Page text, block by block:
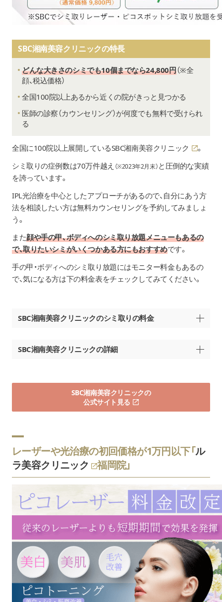
SBC湘南美容クリニックの特長
どんな大きさのシミでも10個までなら24,800円（※全
顔、税込価格）
全国100院以上あるから近くの院がきっと見つかる
医師の診察（カウンセリング）が何度でも無料で受けられ
る
全国に100院以上展開しているSBC湘南美容クリニック
。
シミ取りの症例数は70万件越え （※2023年2月末）と圧倒的な実績
を誇っています。
IPL光治療を中心としたアプローチがあるので、自分にあう方
法を相談したい方は無料カウンセリングを予約してみましょ
う。
また顔や手の甲、ボディへのシミ取り放題メニューもあるの
で、取りたいシミがいくつかある方にもおすすめです。
手の甲・ボディへのシミ取り放題にはモニター料金もあるの
で、気になる方は下の料金表をチェックしてみてください。
SBC湘南美容クリニックのシミ取りの料金
※個数の上限なし
手の甲
肘上、肘下（手の甲含む）、
背中上部、背中下部いずれか
198,000円
モニター価格：168,000円
※30分以内で施術できる範囲
シミ取りレーザー3
（シミ取り3個）
顔 1回
初回価格：7,800円
通常価格：9,800円
※初回価格はSBCで
シミ取りレーザー、
ピコスポットシミ取り放題を
受けたことが無い方が対象。
SBC湘南美容クリニックの詳細
福岡のクリニック
福岡県福岡市中央区渡辺通
4-9-25 Luz福岡天神7階
天神南駅より徒歩3分
東2丁目5番33号
テンザホテル4F
（ゲートスクエア駅前）
博多駅筑紫口から徒歩3分
【小倉院】
福岡県北九州市小倉北区
小倉駅から徒歩1分
【久留米院】
福岡県久留米市天神町1番地6
千歳プラザ東館3階
西鉄久留米駅から徒歩1分
SBC湘南美容クリニックの
公式サイト見る
レーザーや光治療の初回価格が1万円以下「ル
ラ美容クリニック
福岡院」